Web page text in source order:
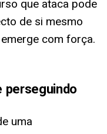
que ataca pode
de si mesmo
com força.
perseguindo
uma